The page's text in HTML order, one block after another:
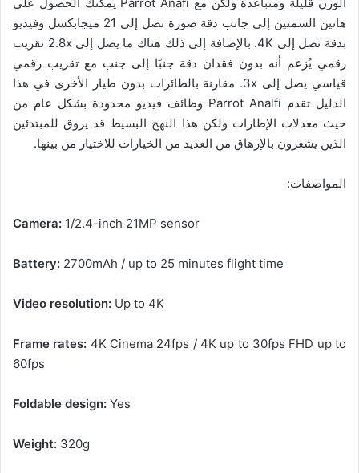
هاتين السمتين إلى جانب دقة صورة تصل إلى 21 ميجابكسل وفيديو
بدقة تصل إلى 4K. بالإضافة إلى ذلك هناك ما يصل إلى 2.8x تقريب
رقمي يُزعم أنه بدون فقدان دقة جنبًا إلى جنب مع تقريب رقمي
قياسي يصل إلى 3x. مقارنة بالطائرات بدون طيار الأخرى في هذا
الدليل تقدم Parrot Analfi وظائف فيديو محدودة بشكل عام من
حيث معدلات الإطارات ولكن هذا النهج البسيط قد يروق للمبتدئين
الذين يشعرون بالإرهاق من العديد من الخيارات للاختيار من بينها.
المواصفات:
Camera: 1/2.4-inch 21MP sensor
Battery: 2700mAh / up to 25 minutes flight time
Video resolution: Up to 4K
Frame rates: 4K Cinema 24fps / 4K up to 30fps FHD up to
60fps
Foldable design: Yes
Weight: 320g